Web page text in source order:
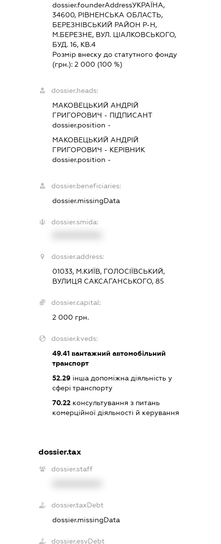
dossier.founderAddressУКРАЇНА,
34600, РIВНЕНСЬКА ОБЛАСТЬ,
БЕРЕЗНIВСЬКИЙ РАЙОН Р-Н,
М.БЕРЕЗНЕ, ВУЛ. ЦІАЛКОВСЬКОГО,
БУД. 16, КВ.4
Розмір внеску до статутного фонду
(грн.):2 000 (100 %)
dossier.heads:
МАКОВЕЦЬКИЙ АНДРІЙ
ГРИГОРОВИЧ - ПІДПИСАНТ
dossier.position -
МАКОВЕЦЬКИЙ АНДРІЙ
ГРИГОРОВИЧ - КЕРІВНИК
dossier.position -
dossier.beneficiaries:
dossier.missingData
dossier.smida:
dossier.address:
01033, М.КИЇВ, ГОЛОСІЇВСЬКИЙ,
ВУЛИЦЯ САКСАГАНСЬКОГО, 85
dossier.capital:
2 000 грн.
dossier.kveds:
49.41 вантажний автомобільний
транспорт
52.29 інша допоміжна діяльність у
сфері транспорту
70.22 консультування з питань
комерційної діяльності й керування
dossier.tax
dossier.staff
dossier.taxDebt
dossier.missingData
dossier.esvDebt